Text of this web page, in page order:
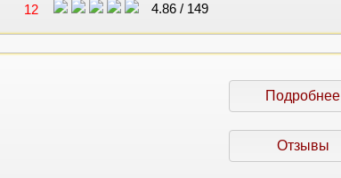
12 4.86/ 149
Подробнее
Отзывы